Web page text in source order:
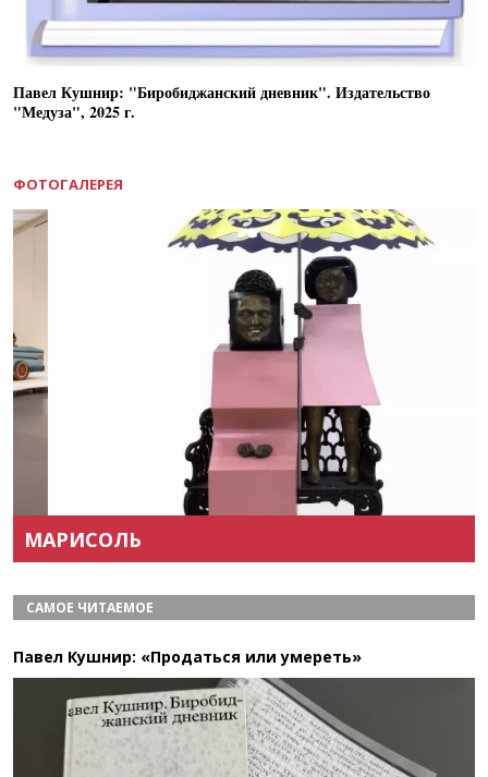
Павел Кушнир: "Биробиджанский дневник". Издательство
"Медуза", 2025 г.
ФОТОГАЛЕРЕЯ
МАРИСОЛЬ
САМОЕ ЧИТАЕМОЕ
Павел Кушнир: «Продаться или умереть»